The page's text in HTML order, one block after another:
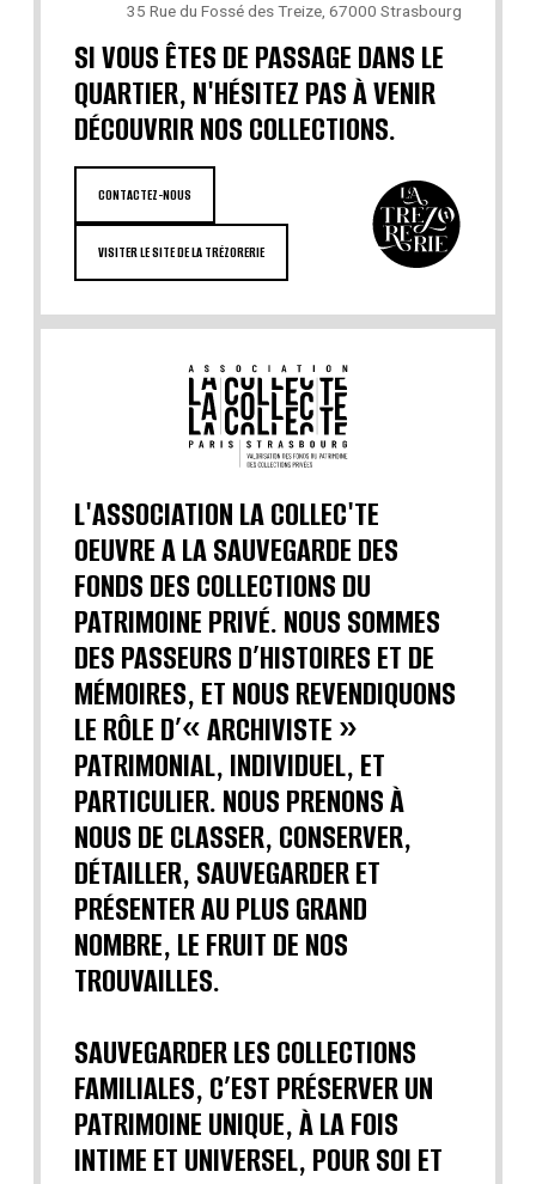
35 Rue du Fossé des Treize, 67000 Strasbourg
SI VOUS ÊTES DE PASSAGE DANS LE
QUARTIER, N'HÉSITEZ PAS À VENIR
DÉCOUVRIR NOS COLLECTIONS.
CONTACTEZ-NOUS
VISITER LE SITE DE LA TRÉZORERIE
L'ASSOCIATION LA COLLEC'TE
OEUVRE A LA SAUVEGARDE DES
FONDS DES COLLECTIONS DU
PATRIMOINE PRIVÉ. NOUS SOMMES
DES PASSEURS D’HISTOIRES ET DE
MÉMOIRES, ET NOUS REVENDIQUONS
LE RÔLE D’« ARCHIVISTE »
PATRIMONIAL, INDIVIDUEL, ET
PARTICULIER. NOUS PRENONS À
NOUS DE CLASSER, CONSERVER,
DÉTAILLER, SAUVEGARDER ET
PRÉSENTER AU PLUS GRAND
NOMBRE, LE FRUIT DE NOS
TROUVAILLES.
SAUVEGARDER LES COLLECTIONS
FAMILIALES, C’EST PRÉSERVER UN
PATRIMOINE UNIQUE, À LA FOIS
INTIME ET UNIVERSEL, POUR SOI ET